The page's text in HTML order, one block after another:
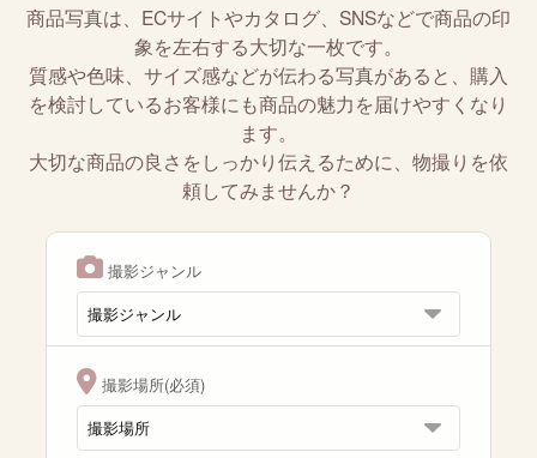
商品写真は、ECサイトやカタログ、SNSなどで商品の印
象を左右する大切な一枚です。
質感や色味、サイズ感などが伝わる写真があると、購入
を検討しているお客様にも商品の魅力を届けやすくなり
ます。
大切な商品の良さをしっかり伝えるために、物撮りを依
頼してみませんか？
撮影ジャンル
撮影場所(必須)